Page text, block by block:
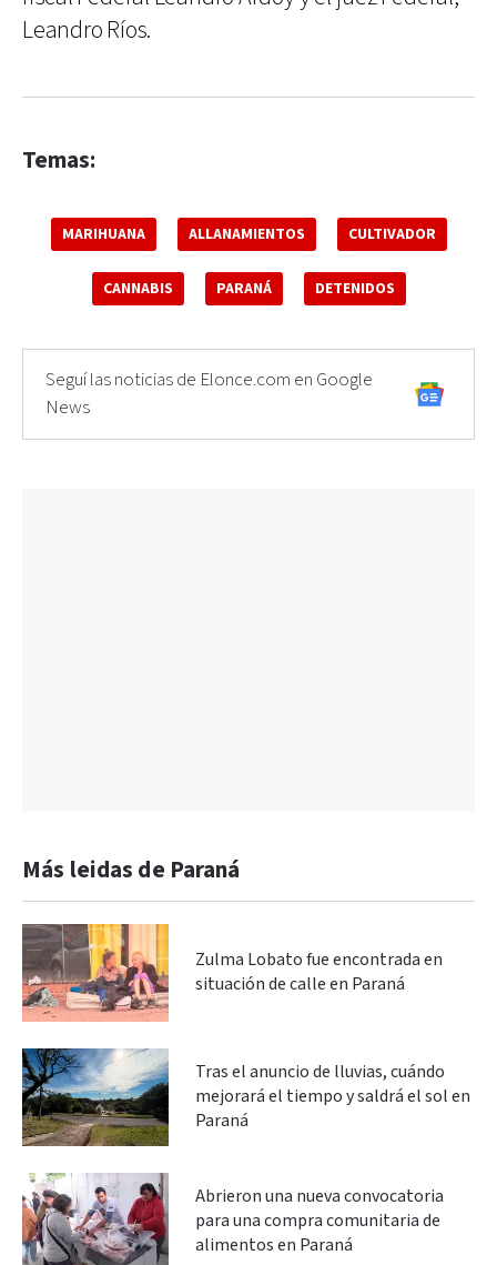
Leandro Ríos.
Temas:
MARIHUANA ALLANAMIENTOS CULTIVADOR
CANNABIS PARANÁ DETENIDOS
Seguí las noticias de Elonce.com en Google
News
Más leidas de Paraná
Zulma Lobato fue encontrada en
situación de calle en Paraná
Tras el anuncio de lluvias, cuándo
mejorará el tiempo y saldrá el sol en
Paraná
Abrieron una nueva convocatoria
para una compra comunitaria de
alimentos en Paraná